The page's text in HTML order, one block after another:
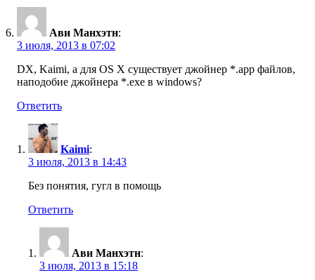
Ави Манхэтн:
3 июля, 2013 в 07:02
DX, Kaimi, а для OS X существует джойнер *.app файлов,
наподобие джойнера *.exe в windows?
Ответить
Kaimi:
3 июля, 2013 в 14:43
Без понятия, гугл в помощь
Ответить
Ави Манхэтн:
3 июля, 2013 в 15:18